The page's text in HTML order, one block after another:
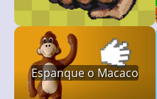
Espanque o Macaco